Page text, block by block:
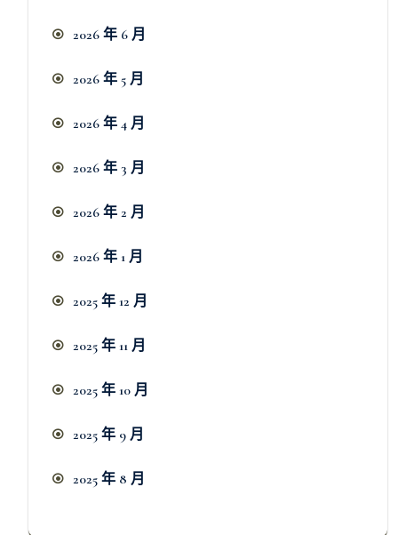
2026 年 6 月
2026 年 5 月
2026 年 4 月
2026 年 3 月
2026 年 2 月
2026 年 1 月
2025 年 12 月
2025 年 11 月
2025 年 10 月
2025 年 9 月
2025 年 8 月